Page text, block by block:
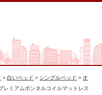
>白いベッド > シングルベッド > オ
レミアムボンネルコイルマットレス